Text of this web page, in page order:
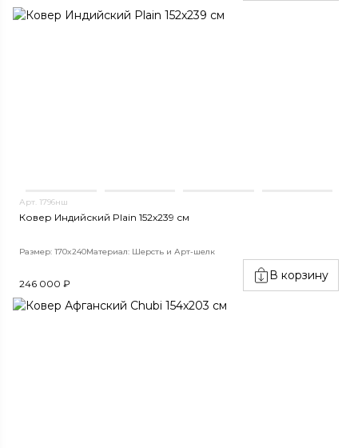
Арт. 1796нш
Ковер Индийский Plain 152x239 см
Размер: 170x240Материал: Шерсть и Арт-шелк
246 000 ₽
В корзину